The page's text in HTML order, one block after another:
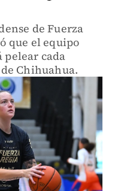
de Fuerza
que el equipo
pelear cada
Chihuahua.